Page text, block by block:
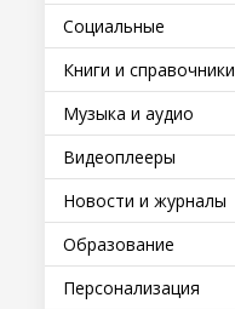
Социальные
Книги и справочники
Музыка и аудио
Видеоплееры
Новости и журналы
Образование
Персонализация